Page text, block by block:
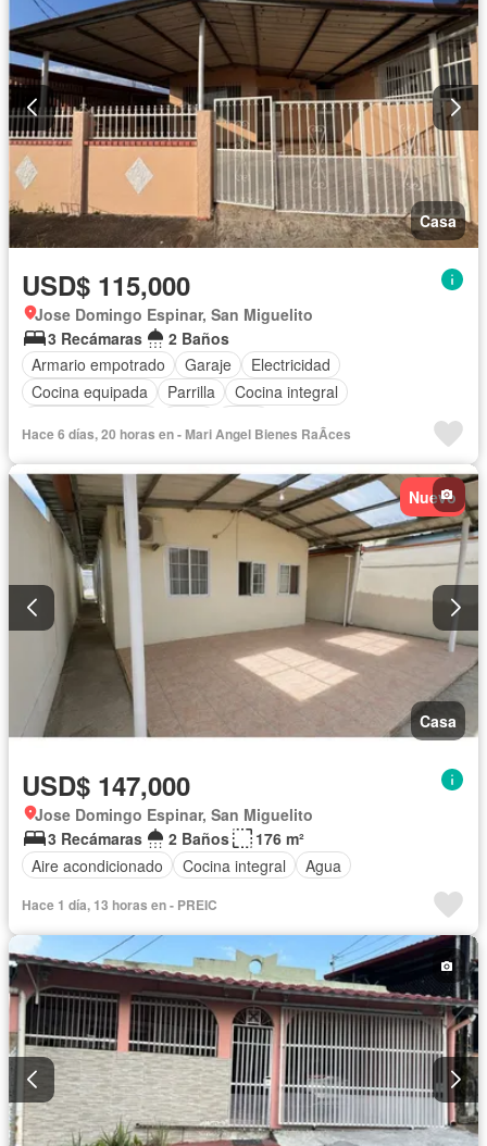
Casa
USD$ 115,000
Jose Domingo Espinar, San Miguelito
3 Recámaras
2 Baños
Armario empotrado
Garaje
Electricidad
Cocina equipada
Parrilla
Cocina integral
Hace 6 días, 20 horas en - Mari Angel Bienes RaÃ­ces
Nuevo
Casa
USD$ 147,000
Jose Domingo Espinar, San Miguelito
3 Recámaras
2 Baños
176 m²
Aire acondicionado
Cocina integral Agua
Hace 1 día, 13 horas en - PREIC